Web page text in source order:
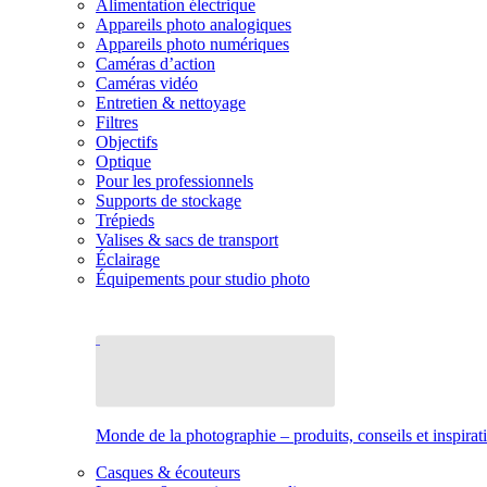
Alimentation électrique
Appareils photo analogiques
Appareils photo numériques
Caméras d’action
Caméras vidéo
Entretien & nettoyage
Filtres
Objectifs
Optique
Pour les professionnels
Supports de stockage
Trépieds
Valises & sacs de transport
Éclairage
Équipements pour studio photo
Monde de la photographie – produits, conseils et
Casques & écouteurs